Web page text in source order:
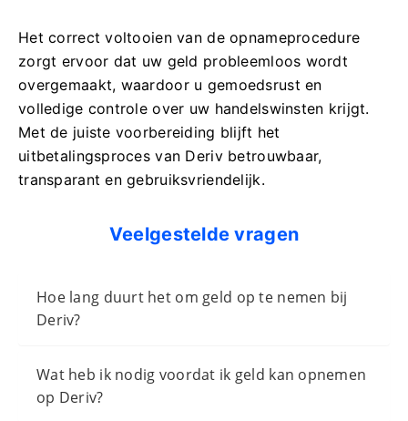
Het correct voltooien van de opnameprocedure
zorgt ervoor dat uw geld probleemloos wordt
overgemaakt, waardoor u gemoedsrust en
volledige controle over uw handelswinsten krijgt.
Met de juiste voorbereiding blijft het
uitbetalingsproces van Deriv betrouwbaar,
transparant en gebruiksvriendelijk.
Veelgestelde vragen
Hoe lang duurt het om geld op te nemen bij
Deriv?
Wat heb ik nodig voordat ik geld kan opnemen
op Deriv?